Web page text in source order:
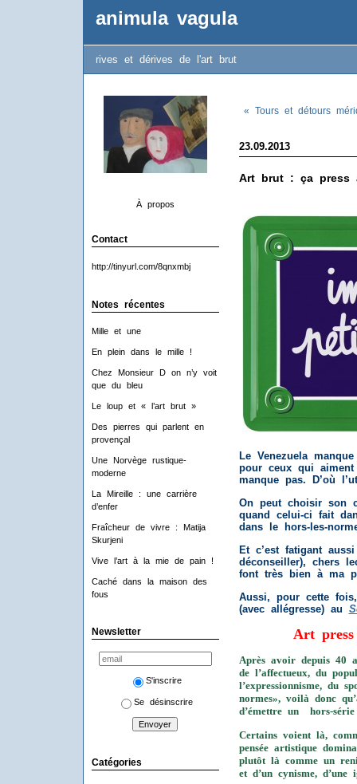
animula vagula
rives et dérives de l'art brut
À propos
Contact
http://tinyurl.com/8qnxmbj
Notes récentes
Mille et une
En plein dans le mille !
Chez Monsieur D on n’y voit
que du bleu
Le loup et « l’art brut »
Des pierres qui parlent en
provençal
Une Norvège rustique-
moderne
La Mireille : une carrière
d’enfer
Fraîcheur de vivre : Matija
Skurjeni
Vive l’art à la mie de pain !
Caché dans la maison des
fous
Newsletter
S'inscrire
Se désinscrire
Catégories
« Tours et détours
23.09.2013
Art brut : ça press
Le Venezuela
pour ceux qui
manque pas. D’où
On peut choisir son
quand celui-ci fait
dans le hors-les-
Et c’est fatigant
déconseiller), chers
font très bien à ma
Aussi, pour cette
(avec allégresse) au
Art
Après avoir depuis 40
de l’affectueux, du
l’expressionnisme, du
normes», voilà donc
d’émettre un hors-
Certains voient là,
pensée artistique
plutôt là comme un
et d’un cynisme, d’une